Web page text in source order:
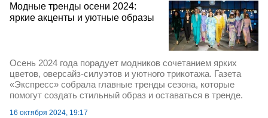
Модные тренды осени 2024:
яркие акценты и уютные образы
Осень 2024 года порадует модников сочетанием ярких
цветов, оверсайз-силуэтов и уютного трикотажа. Газета
«Экспресс» собрала главные тренды сезона, которые
помогут создать стильный образ и оставаться в тренде.
16 октября 2024, 19:17